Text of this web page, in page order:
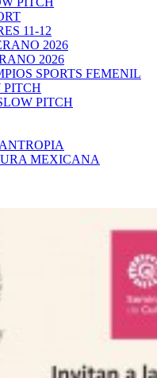
11-12
2026
2026
SPORTS FEMENIL
PITCH
PITCH
MEXICANA